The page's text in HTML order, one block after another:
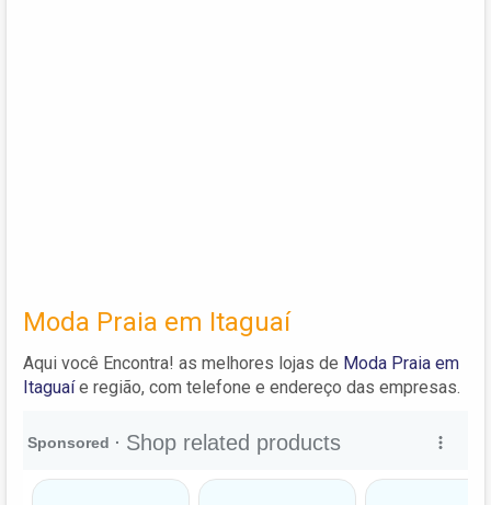
Moda Praia em Itaguaí
Aqui você Encontra! as melhores lojas de Moda Praia em
Itaguaíe região, com telefone e endereço das empresas.